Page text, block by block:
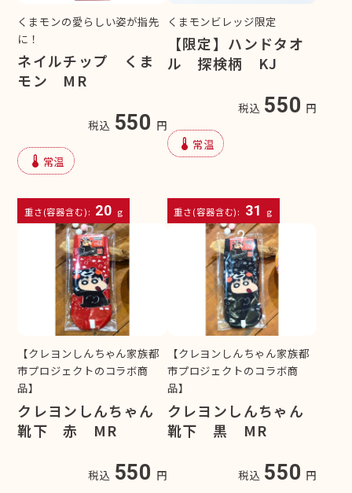
くまモンの愛らしい姿が指先
に！
ネイルチップ くま
モン MR
税込 550 円
device_thermostat 常温
重さ(容器含む): 20 g
くまモンビレッジ限定
【限定】ハンドタオ
ル 探検柄 KJ
税込 550 円
device_thermostat 常温
重さ(容器含む): 31 g
【クレヨンしんちゃん家族都
市プロジェクトのコラボ商
品】
クレヨンしんちゃん
靴下 赤 MR
税込 550 円
【クレヨンしんちゃん家族都
市プロジェクトのコラボ商
品】
クレヨンしんちゃん
靴下 黒 MR
税込 550 円